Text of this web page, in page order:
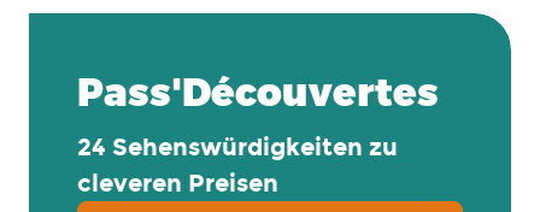
Pass'Découvertes
24 Sehenswürdigkeiten zu
cleveren Preisen